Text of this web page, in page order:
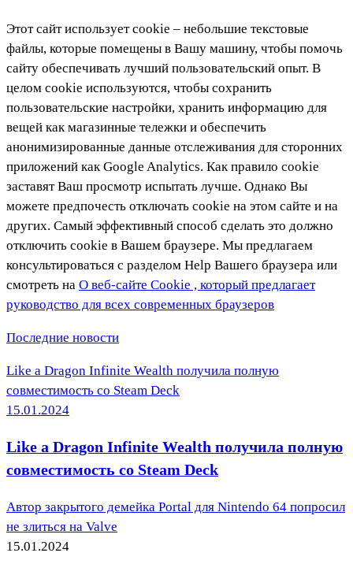
Этот сайт использует cookie – небольшие текстовые
файлы, которые помещены в Вашу машину, чтобы помочь
сайту обеспечивать лучший пользовательский опыт. В
целом cookie используются, чтобы сохранить
пользовательские настройки, хранить информацию для
вещей как магазинные тележки и обеспечить
анонимизированные данные отслеживания для сторонних
приложений как Google Analytics. Как правило cookie
заставят Ваш просмотр испытать лучше. Однако Вы
можете предпочесть отключать cookie на этом сайте и на
других. Самый эффективный способ сделать это должно
отключить cookie в Вашем браузере. Мы предлагаем
консультироваться с разделом Help Вашего браузера или
смотреть на О веб-сайте Cookie , который предлагает
руководство для всех современных браузеров
Последние новости
Like a Dragon Infinite Wealth получила полную
совместимость со Steam Deck
15.01.2024
Like a Dragon Infinite Wealth получила полную
совместимость со Steam Deck
Автор закрытого демейка Portal для Nintendo 64 попросил
не злиться на Valve
15.01.2024